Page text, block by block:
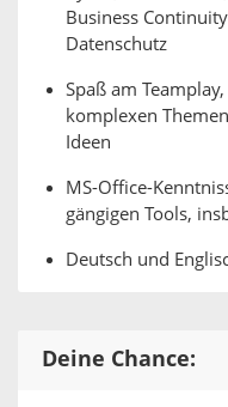
Business
Datenschutz
Spaß am
komplexen
Ideen
MS-Office-
gängigen Tools,
Deutsch und
Deine Chance: